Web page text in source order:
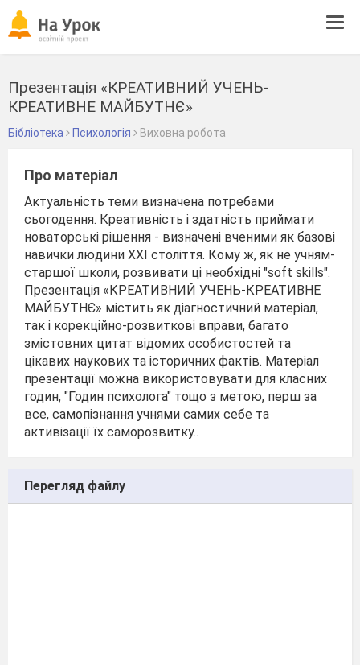
Презентація «КРЕАТИВНИЙ УЧЕНЬ-
КРЕАТИВНЕ МАЙБУТНЄ»
Бібліотека Психологія Виховна робота
Про матеріал
Актуальність теми визначена потребами
сьогодення. Креативність і здатність приймати
новаторські рішення - визначені вченими як базові
навички людини ХХІ століття. Кому ж, як не учням-
старшої школи, розвивати ці необхідні "soft skills".
Презентація «КРЕАТИВНИЙ УЧЕНЬ-КРЕАТИВНЕ
МАЙБУТНЄ» містить як діагностичний матеріал,
так і корекційно-розвиткові вправи, багато
змістовних цитат відомих особистостей та
цікавих наукових та історичних фактів. Матеріал
презентації можна використовувати для класних
годин, "Годин психолога" тощо з метою, перш за
все, самопізнання учнями самих себе та
активізації їх саморозвитку..
Перегляд файлу